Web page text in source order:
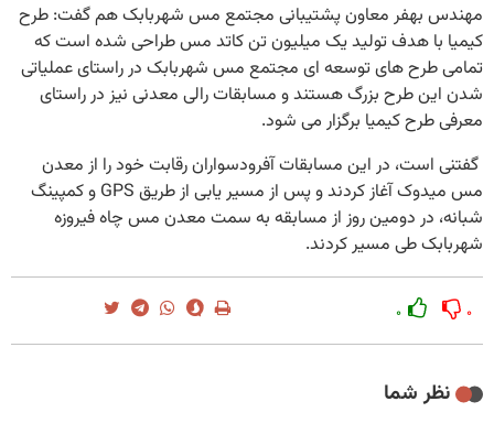
مهندس بهفر معاون پشتیبانی مجتمع مس شهربابک هم گفت: طرح
کیمیا با هدف تولید یک میلیون تن کاتد مس طراحی شده است که
تمامی طرح های توسعه ای مجتمع مس شهربابک در راستای عملیاتی
شدن این طرح بزرگ هستند و مسابقات رالی معدنی نیز در راستای
معرفی طرح کیمیا برگزار می شود.
گفتنی است، در این مسابقات آفرودسواران رقابت خود را از معدن
مس میدوک آغاز کردند و پس از مسیر یابی از طریق GPS و کمپینگ
شبانه، در دومین روز از مسابقه به سمت معدن مس چاه فیروزه
شهربابک طی مسیر کردند.
۰ ۰
نظر شما